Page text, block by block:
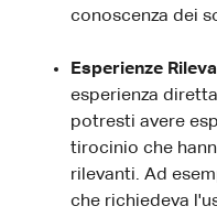
conoscenza dei
Esperienze
esperienza
potresti avere
tirocinio che
rilevanti. Ad
che richiedeva